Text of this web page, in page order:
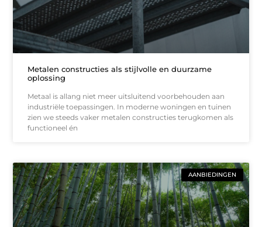
Metalen constructies als stijlvolle en duurzame
oplossing
Metaal is allang niet meer uitsluitend voorbehouden aan
industriële toepassingen. In moderne woningen en tuinen
zien we steeds vaker metalen constructies terugkomen als
functioneel én
AANBIEDINGEN